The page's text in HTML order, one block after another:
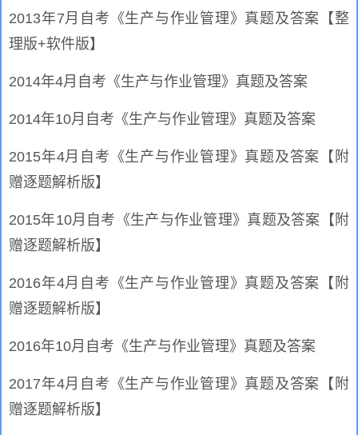
2013年7月自考《生产与作业管理》真题及答案【整
理版+软件版】
2014年4月自考《生产与作业管理》真题及答案
2014年10月自考《生产与作业管理》真题及答案
2015年4月自考《生产与作业管理》真题及答案【附
赠逐题解析版】
2015年10月自考《生产与作业管理》真题及答案【附
赠逐题解析版】
2016年4月自考《生产与作业管理》真题及答案【附
赠逐题解析版】
2016年10月自考《生产与作业管理》真题及答案
2017年4月自考《生产与作业管理》真题及答案【附
赠逐题解析版】